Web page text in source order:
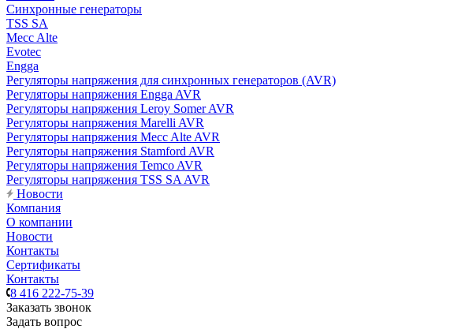
Синхронные генераторы
TSS SA
Mecc Alte
Evotec
Engga
Регуляторы напряжения для синхронных генераторов (AVR)
Регуляторы напряжения Engga AVR
Регуляторы напряжения Leroy Somer AVR
Регуляторы напряжения Marelli AVR
Регуляторы напряжения Mecc Alte AVR
Регуляторы напряжения Stamford AVR
Регуляторы напряжения Temco AVR
Регуляторы напряжения TSS SA AVR
Новости
Компания
О компании
Новости
Контакты
Сертификаты
Контакты
8 416 222-75-39
Заказать звонок
Задать вопрос